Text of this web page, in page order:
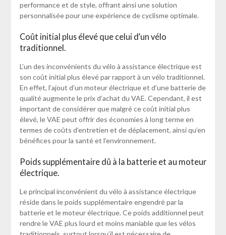
performance et de style, offrant ainsi une solution
personnalisée pour une expérience de cyclisme optimale.
Coût initial plus élevé que celui d’un vélo
traditionnel.
L’un des inconvénients du vélo à assistance électrique est
son coût initial plus élevé par rapport à un vélo traditionnel.
En effet, l’ajout d’un moteur électrique et d’une batterie de
qualité augmente le prix d’achat du VAE. Cependant, il est
important de considérer que malgré ce coût initial plus
élevé, le VAE peut offrir des économies à long terme en
termes de coûts d’entretien et de déplacement, ainsi qu’en
bénéfices pour la santé et l’environnement.
Poids supplémentaire dû à la batterie et au moteur
électrique.
Le principal inconvénient du vélo à assistance électrique
réside dans le poids supplémentaire engendré par la
batterie et le moteur électrique. Ce poids additionnel peut
rendre le VAE plus lourd et moins maniable que les vélos